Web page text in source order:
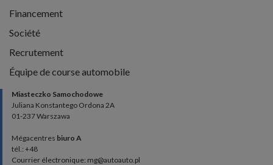
Financement
Société
Recrutement
Équipe de course automobile
Miasteczko Samochodowe
Juliana Konstantego Ordona 2A
01-237 Warszawa
Mégacentres biuro A
tél.: +48
Courrier électronique: mg@autoauto.pl